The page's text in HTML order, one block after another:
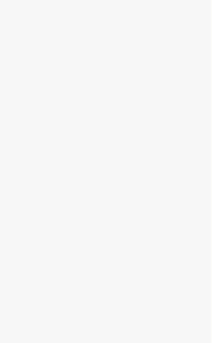
un día
tanta
basadas en los
usan esos
abre la aplicación
derecha para ir